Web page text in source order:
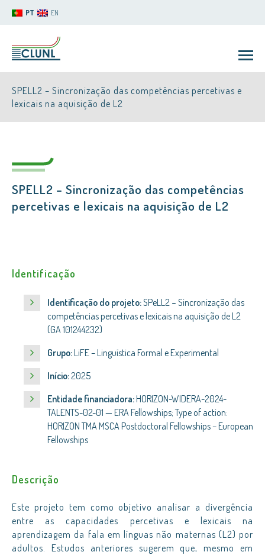
PT EN
CLUNL
SPELL2 – Sincronização das competências percetivas e
lexicais na aquisição de L2
SPELL2 – Sincronização das competências
percetivas e lexicais na aquisição de L2
Identificação
Identificação do projeto:SPeLL2 – Sincronização das
competências percetivas e lexicais na aquisição de L2
(GA 101244232)
Grupo:LiFE – Linguística Formal e Experimental
Início:2025
Entidade financiadora:HORIZON-WIDERA-2024-
TALENTS-02-01 — ERA Fellowships; Type of action:
HORIZON TMA MSCA Postdoctoral Fellowships – European
Fellowships
Descrição
Este projeto tem como objetivo analisar a divergência
entre as capacidades percetivas e lexicais na
aprendizagem da fala em línguas não maternas (L2) por
adultos. Estudos anteriores sugerem que, mesmo em